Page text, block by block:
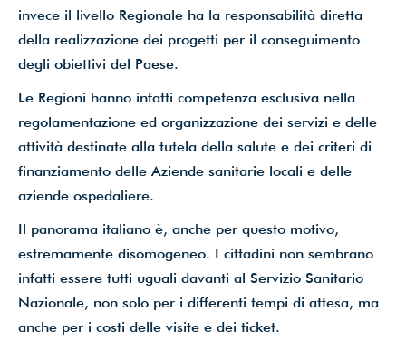
invece il livello Regionale ha la responsabilità diretta
della realizzazione dei progetti per il conseguimento
degli obiettivi del Paese.
Le Regioni hanno infatti competenza esclusiva nella
regolamentazione ed organizzazione dei servizi e delle
attività destinate alla tutela della salute e dei criteri di
finanziamento delle Aziende sanitarie locali e delle
aziende ospedaliere.
Il panorama italiano è, anche per questo motivo,
estremamente disomogeneo. I cittadini non sembrano
infatti essere tutti uguali davanti al Servizio Sanitario
Nazionale, non solo per i differenti tempi di attesa, ma
anche per i costi delle visite e dei ticket.